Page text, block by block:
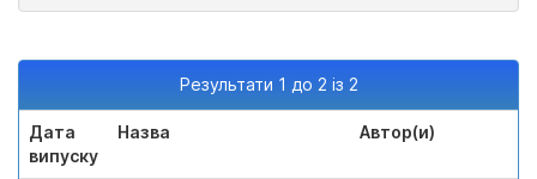
Результати 1 до 2 із 2
Дата
випуску
Назва Автор(и)